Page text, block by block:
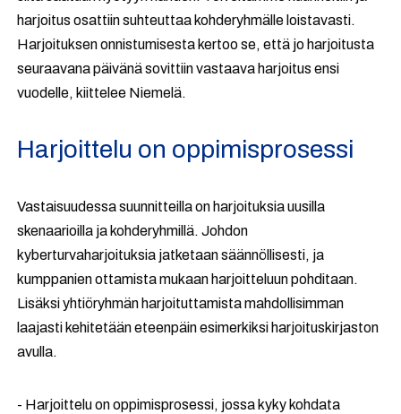
harjoitus osattiin suhteuttaa kohderyhmälle loistavasti.
Harjoituksen onnistumisesta kertoo se, että jo harjoitusta
seuraavana päivänä sovittiin vastaava harjoitus ensi
vuodelle, kiittelee Niemelä.
Harjoittelu on oppimisprosessi
Vastaisuudessa suunnitteilla on harjoituksia uusilla
skenaarioilla ja kohderyhmillä. Johdon
kyberturvaharjoituksia jatketaan säännöllisesti, ja
kumppanien ottamista mukaan harjoitteluun pohditaan.
Lisäksi yhtiöryhmän harjoituttamista mahdollisimman
laajasti kehitetään eteenpäin esimerkiksi harjoituskirjaston
avulla.
- Harjoittelu on oppimisprosessi, jossa kyky kohdata